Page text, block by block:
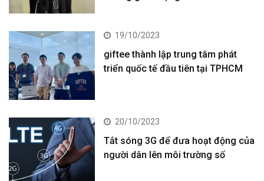
19/10/2023
giftee thành lập trung tâm phát
triển quốc tế đầu tiên tại TPHCM
20/10/2023
Tắt sóng 3G để đưa hoạt động của
người dân lên môi trường số